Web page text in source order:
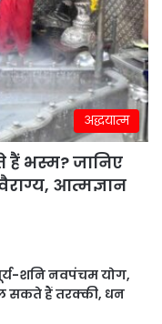
अद्धयात्म
हैं भस्म? जानिए
आत्मज्ञान
शनि नवपंचम योग,
सकते हैं तरक्की, धन